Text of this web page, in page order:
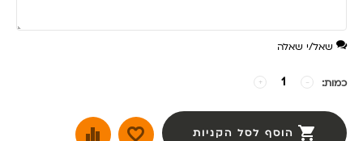
שאל/י שאלה
כמות: + −
הוסף לסל הקניות